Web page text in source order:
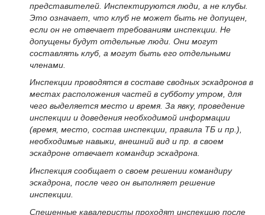
представителей. Инспектируются люди, а не клубы.
Это означает, что клуб не может быть не допущен,
если он не отвечает требованиям инспекции. Не
допущены будут отдельные люди. Они могут
составлять клуб, а могут быть его отдельными
членами.
Инспекции проводятся в составе сводных эскадронов в
местах расположения частей в субботу утром, для
чего выделяется место и время. За явку, проведение
инспекции и доведения необходимой информации
(время, место, состав инспекции, правила ТБ и пр.),
необходимые навыки, внешний вид и пр. в своем
эскадроне отвечает командир эскадрона.
Инспекция сообщает о своем решении командиру
эскадрона, после чего он выполняет решение
инспекции.
Спешенные кавалеристы проходят инспекцию после